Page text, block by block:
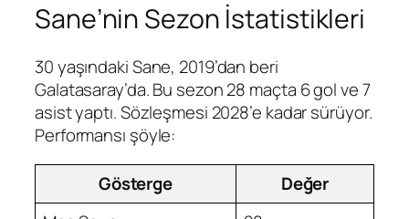
Sane’nin Sezon İstatistikleri
30 yaşındaki Sane, 2019’dan beri
Galatasaray’da. Bu sezon 28 maçta 6 gol ve 7
asist yaptı. Sözleşmesi 2028’e kadar sürüyor.
Performansı şöyle:
Gösterge
Değer